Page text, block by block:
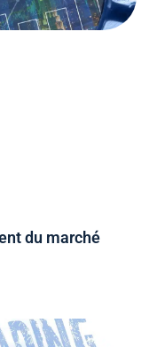
du marché